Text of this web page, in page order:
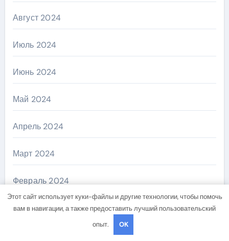
Август 2024
Июль 2024
Июнь 2024
Май 2024
Апрель 2024
Март 2024
Февраль 2024
Январь 2024
Этот сайт использует куки-файлы и другие технологии, чтобы помочь
вам в навигации, а также предоставить лучший пользовательский
опыт.
OK